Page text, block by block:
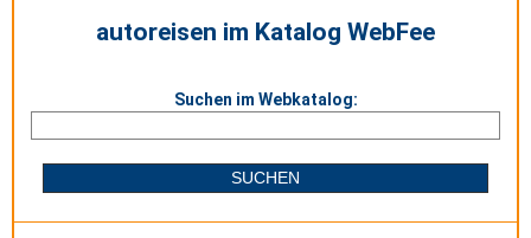
autoreisen im Katalog WebFee
Suchen im Webkatalog: